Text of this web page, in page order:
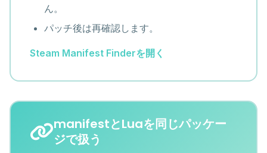
ん。
パッチ後は再確認します。
Steam Manifest Finderを開く
manifestとLuaを同じパッケー
ジで扱う